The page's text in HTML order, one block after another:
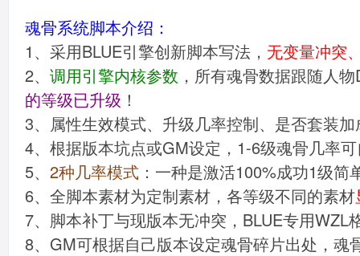
魂骨系统脚本介绍：
1、采用BLUE引擎创新脚本写法， 无变量冲突
2、 调用引擎内核参数 ，所有魂骨数据跟随人
的等级已升级 ！
3、属性生效模式、升级几率控制、是否套装
4、根据版本坑点或GM设定，1-6级魂骨几率
5、 2种几率模式 ：一种是激活100%成功1级
6、全脚本素材为定制素材，各等级不同的素材
7、脚本补丁与现版本无冲突，BLUE专用WZL
8、GM可根据自己版本设定魂骨碎片出处，魂